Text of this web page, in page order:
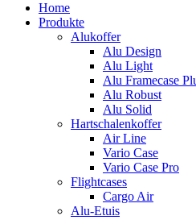
Home
Produkte
Alukoffer
Alu Design
Alu Light
Alu Framecase
Alu Robust
Alu Solid
Hartschalenkoffer
Air Line
Vario Case
Vario Case Pro
Flightcases
Cargo Air
Alu-Etuis